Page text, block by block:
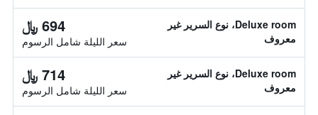
Deluxe room، نوع السرير غير
معروف
694 ﷼
سعر الليلة شامل الرسوم
Deluxe room، نوع السرير غير
معروف
714 ﷼
سعر الليلة شامل الرسوم